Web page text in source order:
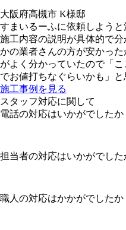
大阪府高槻市 K様邸
すまいるーふに依頼しようと
施工内容の説明が具体的で
かの業者さんの方が安かった
がよく分かっていたので「
でお値打ちなぐらいかも」と
施工事例を見る
スタッフ対応に関して
電話の対応はいかがでしたか
担当者の対応はいかがでした
職人の対応はかかがでしたか